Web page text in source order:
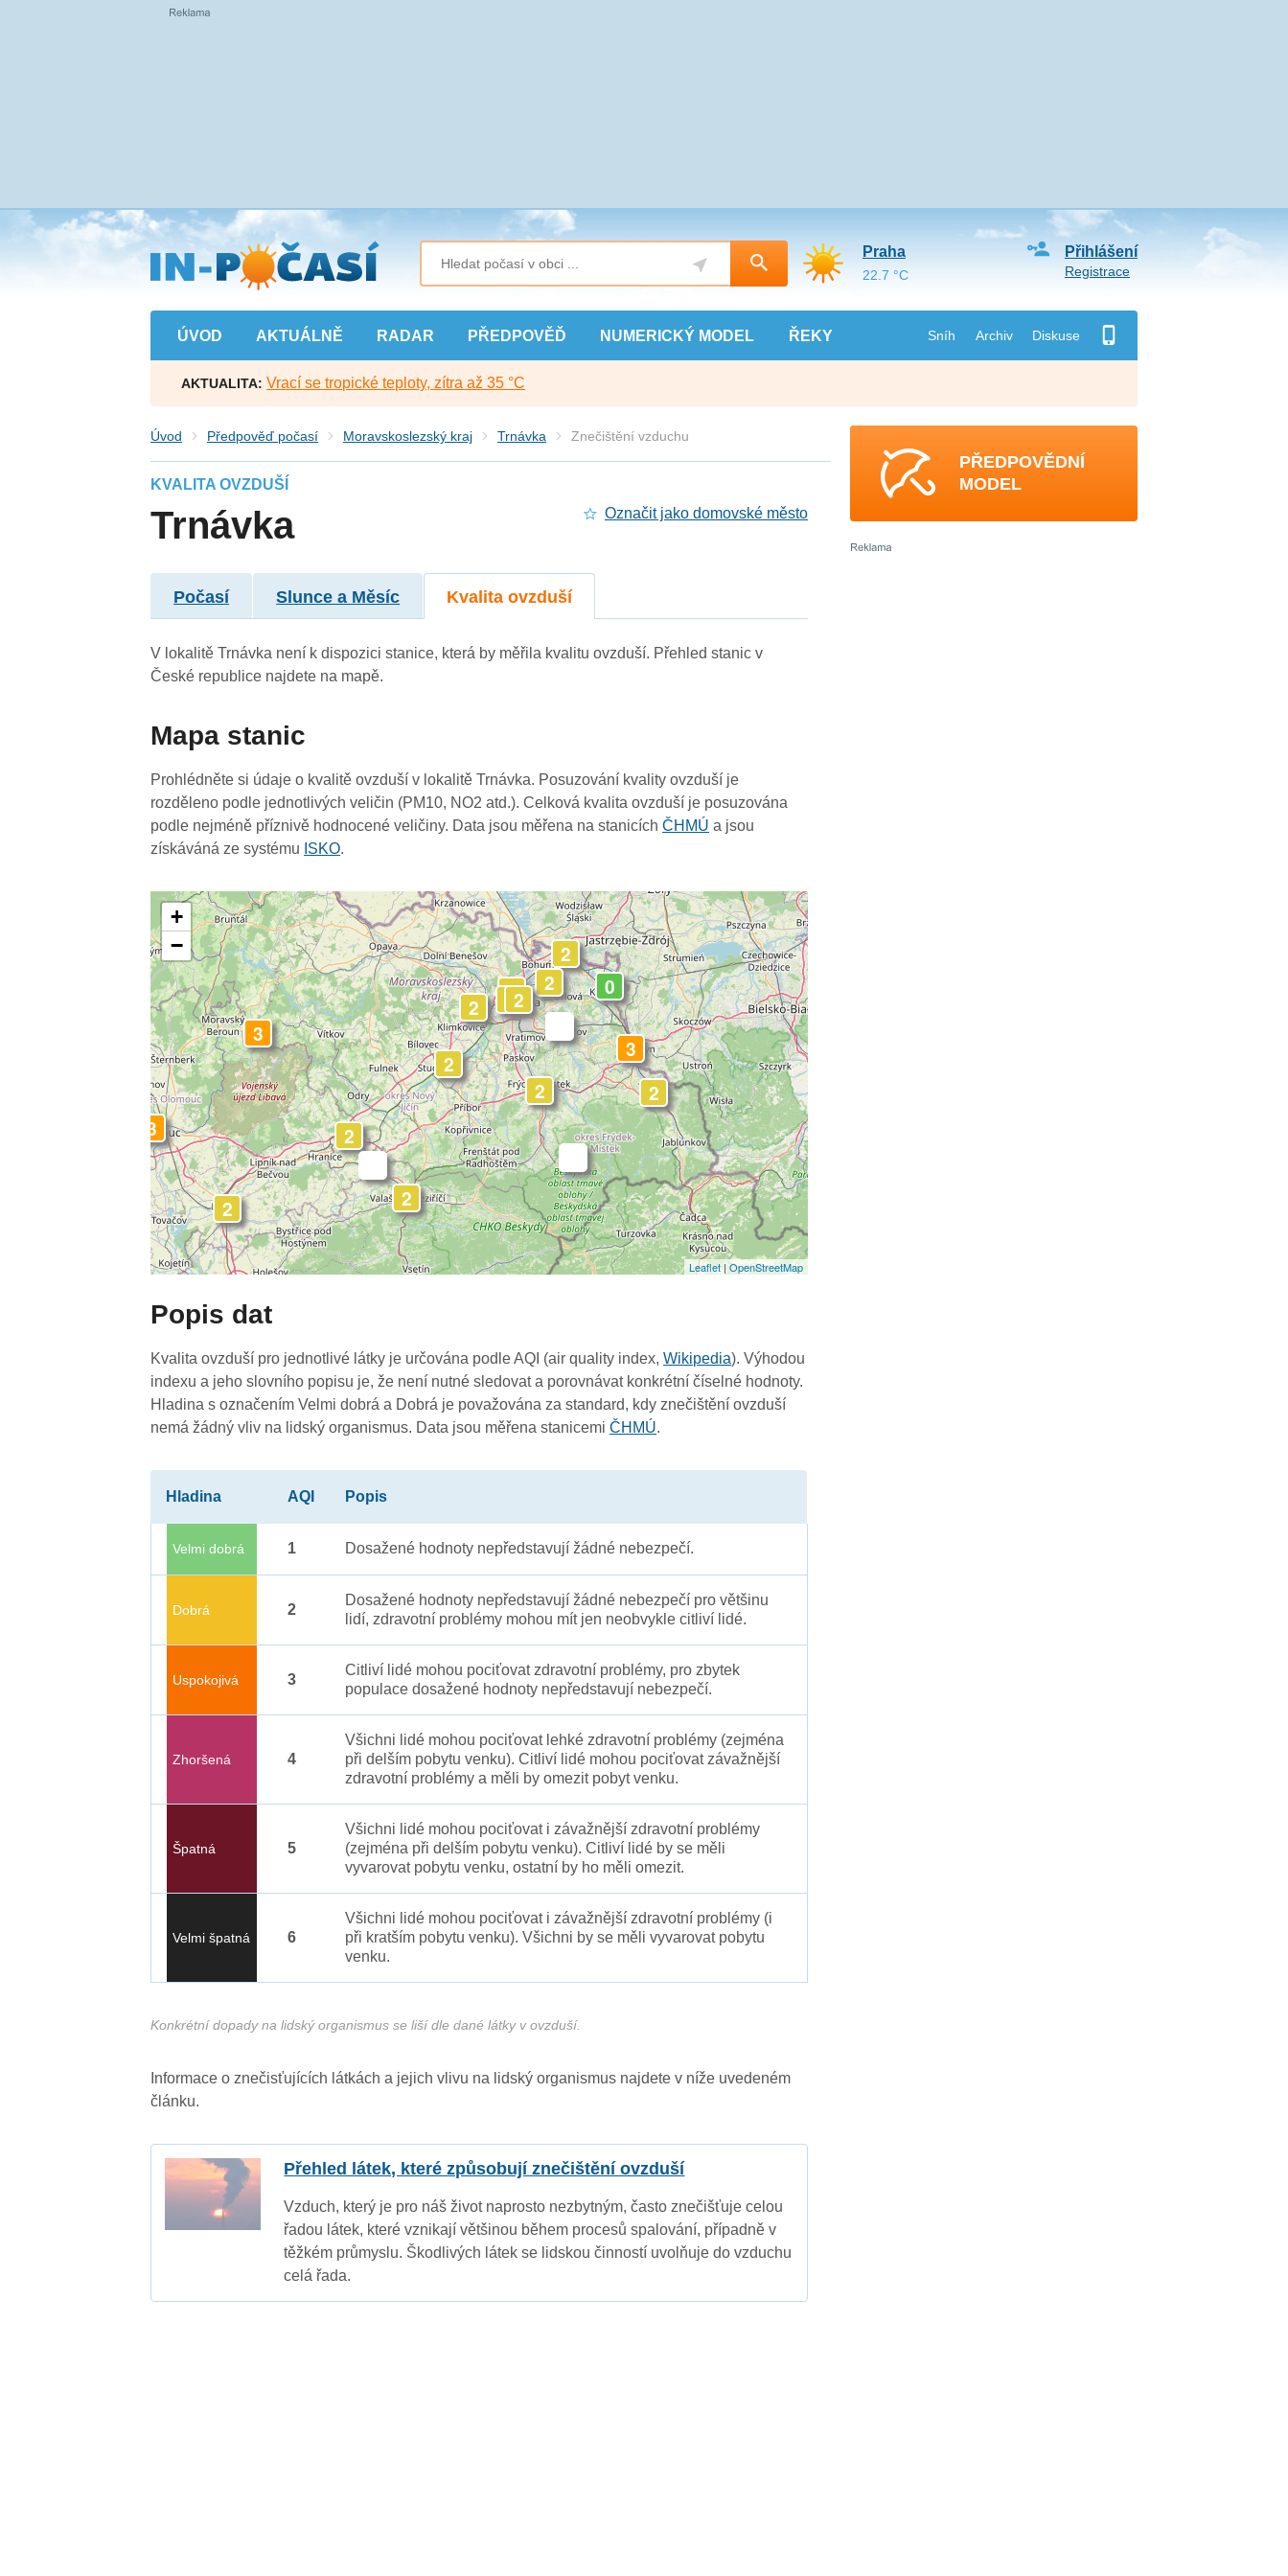
Přejít
na
hlavní
obsah
ÚVOD AKTUÁLNĚ RADAR PŘEDPOVĚĎ NUMERICKÝ MODEL ŘEKY Sníh Archiv Diskuse
Přihlášení
Registrace
Praha
22.7 °C
AKTUALITA: Vrací se tropické teploty, zítra až 35 °C
Úvod Předpověď počasí Moravskoslezský kraj Trnávka Znečištění vzduchu
KVALITA OVZDUŠÍ
Trnávka Označit jako domovské město
Počasí Slunce a Měsíc Kvalita ovzduší
V lokalitě Trnávka není k dispozici stanice, která by měřila kvalitu ovzduší. Přehled stanic v
České republice najdete na mapě.
Mapa stanic
Prohlédněte si údaje o kvalitě ovzduší v lokalitě Trnávka. Posuzování kvality ovzduší je
rozděleno podle jednotlivých veličin (PM10, NO2 atd.). Celková kvalita ovzduší je posuzována
podle nejméně příznivě hodnocené veličiny. Data jsou měřena na stanicíchČHMÚ a jsou
získáváná ze systému ISKO.
2
2
3
2
3
2
3
2
2
2
2 22
3
0
2
3
3
2
+
−
Leaflet| OpenStreetMap
Popis dat
Kvalita ovzduší pro jednotlivé látky je určována podle AQI (air quality index,Wikipedia). Výhodou
indexu a jeho slovního popisu je, že není nutné sledovat a porovnávat konkrétní číselné hodnoty.
Hladina s označením Velmi dobrá a Dobrá je považována za standard, kdy znečištění ovzduší
nemá žádný vliv na lidský organismus. Data jsou měřena stanicemiČHMÚ.
Hladina AQI Popis
Velmi dobrá 1 Dosažené hodnoty nepředstavují žádné nebezpečí.
Dobrá 2
Dosažené hodnoty nepředstavují žádné nebezpečí pro většinu
lidí, zdravotní problémy mohou mít jen neobvykle citliví lidé.
Uspokojivá 3
Citliví lidé mohou pociťovat zdravotní problémy, pro zbytek
populace dosažené hodnoty nepředstavují nebezpečí.
Zhoršená 4
Všichni lidé mohou pociťovat lehké zdravotní problémy (zejména
při delším pobytu venku). Citliví lidé mohou pociťovat závažnější
zdravotní problémy a měli by omezit pobyt venku.
Špatná 5
Všichni lidé mohou pociťovat i závažnější zdravotní problémy
(zejména při delším pobytu venku). Citliví lidé by se měli
vyvarovat pobytu venku, ostatní by ho měli omezit.
Velmi špatná 6
Všichni lidé mohou pociťovat i závažnější zdravotní problémy (i
při kratším pobytu venku). Všichni by se měli vyvarovat pobytu
venku.
Konkrétní dopady na lidský organismus se liší dle dané látky v ovzduší.
Informace o znečisťujících látkách a jejich vlivu na lidský organismus najdete v níže uvedeném
článku.
Přehled látek, které způsobují znečištění ovzduší
Vzduch, který je pro náš život naprosto nezbytným, často znečišťuje celou
řadou látek, které vznikají většinou během procesů spalování, případně v
těžkém průmyslu. Škodlivých látek se lidskou činností uvolňuje do vzduchu
celá řada.
PŘEDPOVĚDNÍ
MODEL